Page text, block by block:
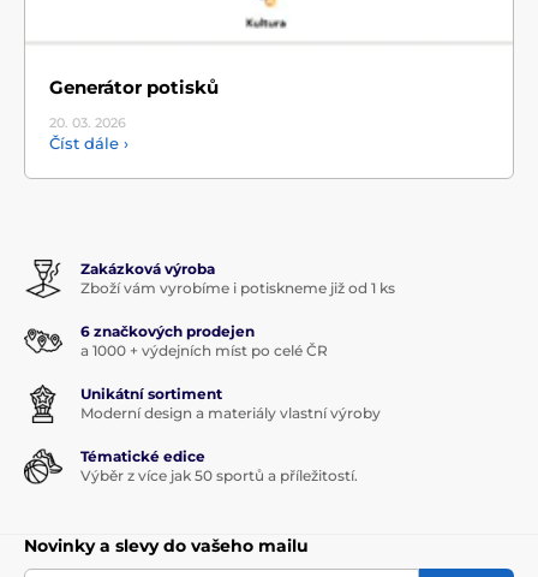
Generátor potisků
20. 03. 2026
Číst dále ›
Zakázková výroba
Zboží vám vyrobíme i potiskneme již od 1 ks
6 značkových prodejen
a 1000 + výdejních míst po celé ČR
Unikátní sortiment
Moderní design a materiály vlastní výroby
Tématické edice
Výběr z více jak 50 sportů a příležitostí.
Novinky a slevy do vašeho mailu